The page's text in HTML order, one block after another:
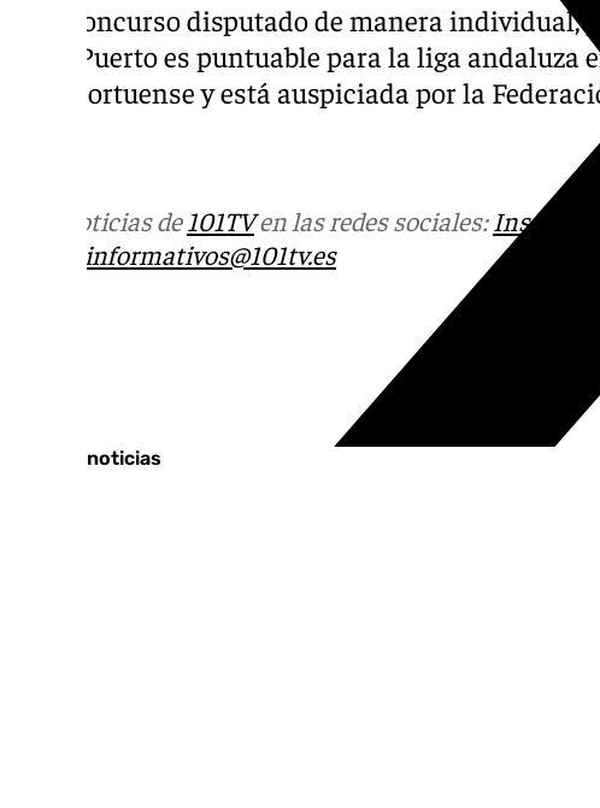
Este concurso disputado de manera individual,
en El Puerto es puntuable para la liga andaluza
Club portuense y está auspiciada por la
Más noticias de101TVen las redes sociales:Instagram
informativos@101tv.es
Últimas noticias